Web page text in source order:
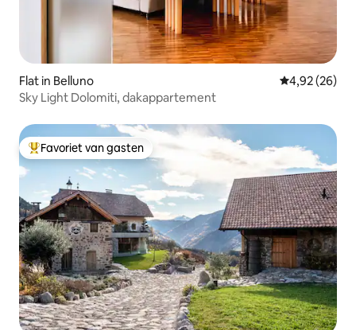
Flat in Belluno Gemiddelde
4,92 (26)
Sky Light Dolomiti, dakappartement
Topfavoriet van gasten
Favoriet van gasten